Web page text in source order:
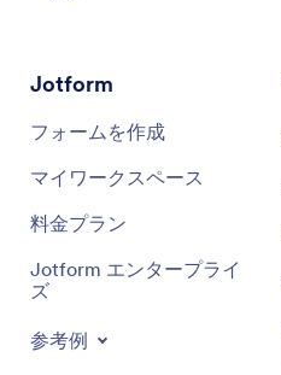
Jotform
フォームを作成
マイワークスペース
料金プラン
Jotform エンタープライ
ズ
参考例